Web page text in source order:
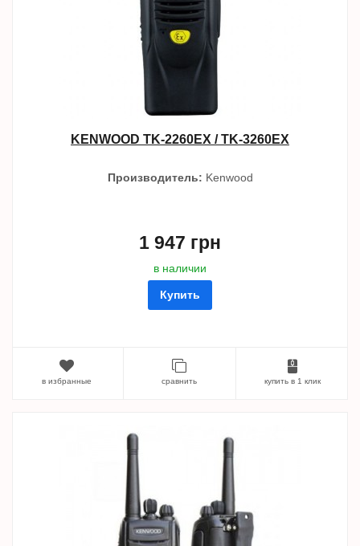
KENWOOD TK-2260EX / TK-3260EX
Производитель: Kenwood
1 947 грн
в наличии
Купить
в избранные сравнить купить в 1 клик